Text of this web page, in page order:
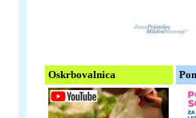
Oskrbovalnica